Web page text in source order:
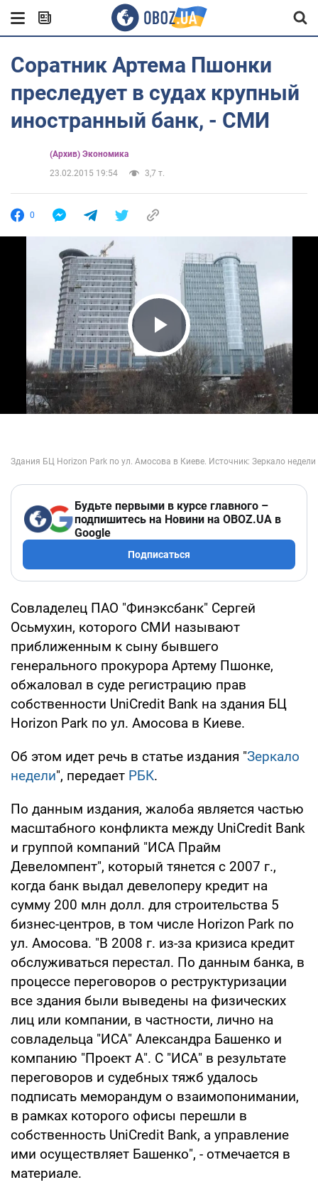
Соратник Артема Пшонки
преследует в судах крупный
иностранный банк, - СМИ
(Архив) Экономика
23.02.2015 19:54
3,7 т.
0
Play Video
Будьте первыми в курсе главного –
подпишитесь на Новини на OBOZ.UA в
Google
Подписаться
Совладелец ПАО "Финэксбанк" Сергей
Осьмухин, которого СМИ называют
приближенным к сыну бывшего
генерального прокурора Артему Пшонке,
обжаловал в суде регистрацию прав
собственности UniCredit Bank на здания БЦ
Horizon Park по ул. Амосова в Киеве.
Об этом идет речь в статье издания "Зеркало
недели", передает РБК.
По данным издания, жалоба является частью
масштабного конфликта между UniCredit Bank
и группой компаний "ИСА Прайм
Девеломпент", который тянется с 2007 г.,
когда банк выдал девелоперу кредит на
сумму 200 млн долл. для строительства 5
бизнес-центров, в том числе Horizon Park по
ул. Амосова. "В 2008 г. из-за кризиса кредит
обслуживаться перестал. По данным банка, в
процессе переговоров о реструктуризации
все здания были выведены на физических
лиц или компании, в частности, лично на
совладельца "ИСА" Александра Башенко и
компанию "Проект А". С "ИСА" в результате
переговоров и судебных тяжб удалось
подписать меморандум о взаимопонимании,
в рамках которого офисы перешли в
собственность UniCredit Bank, а управление
ими осуществляет Башенко", - отмечается в
материале.